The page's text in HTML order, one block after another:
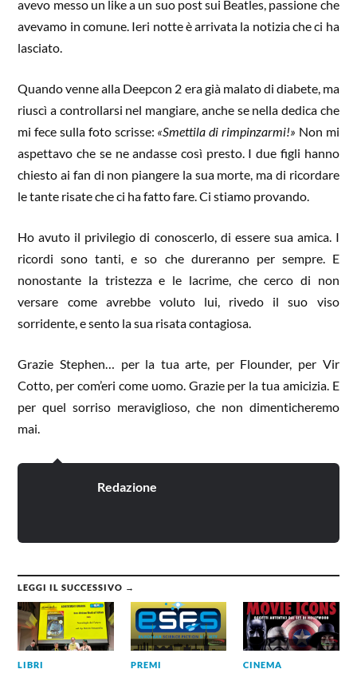
avevo messo un like a un suo post sui Beatles, passione che
avevamo in comune. Ieri notte è arrivata la notizia che ci ha
lasciato.
Quando venne alla Deepcon 2 era già malato di diabete, ma
riuscì a controllarsi nel mangiare, anche se nella dedica che
mi fece sulla foto scrisse: «Smettila di rimpinzarmi!» Non mi
aspettavo che se ne andasse così presto. I due figli hanno
chiesto ai fan di non piangere la sua morte, ma di ricordare
le tante risate che ci ha fatto fare. Ci stiamo provando.
Ho avuto il privilegio di conoscerlo, di essere sua amica. I
ricordi sono tanti, e so che dureranno per sempre. E
nonostante la tristezza e le lacrime, che cerco di non
versare come avrebbe voluto lui, rivedo il suo viso
sorridente, e sento la sua risata contagiosa.
Grazie Stephen… per la tua arte, per Flounder, per Vir
Cotto, per com’eri come uomo. Grazie per la tua amicizia. E
per quel sorriso meraviglioso, che non dimenticheremo
mai.
Redazione
LEGGI IL SUCCESSIVO →
LIBRI PREMI CINEMA